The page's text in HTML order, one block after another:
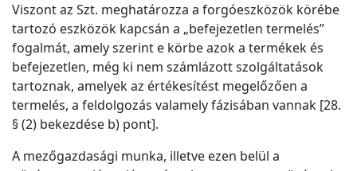
Viszont az Szt. meghatározza a forgóeszközök körébe
tartozó eszközök kapcsán a „befejezetlen termelés”
fogalmát, amely szerint e körbe azok a termékek és
befejezetlen, még ki nem számlázott szolgáltatások
tartoznak, amelyek az értékesítést megelőzően a
termelés, a feldolgozás valamely fázisában vannak [28.
§ (2) bekezdése b) pont].
A mezőgazdasági munka, illetve ezen belül a